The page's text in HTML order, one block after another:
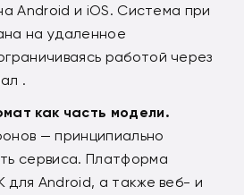
Android и iOS. Система при
на удаленное
работой через
.
как часть модели.
— принципиально
сервиса. Платформа
для Android, а также веб- и